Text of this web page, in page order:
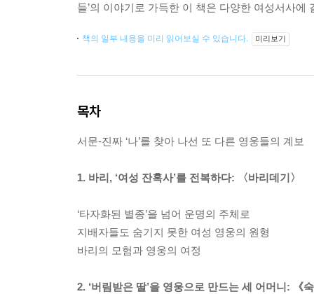
들’의 이야기로 가득한 이 책은 다양한 여성서사
책의 일부 내용을 미리 읽어보실 수 있습니다. 미리보기
목차
서문-진짜 ‘나’를 찾아 나선 또 다른 영웅들의 계보
1. 바리, ‘여성 잔혹사’를 전복하다: 〈바리데기〉
‘타자화된 별종’을 넘어 운명의 주체로
지배자들도 숨기지 못한 여성 영웅의 원형
바리의 모험과 영웅의 여정
2. ‘버림받은 딸’을 영웅으로 만드는 세 어머니: 《